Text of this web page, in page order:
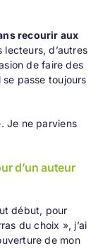
recourir aux
lecteurs, d’autres
defaire des
passe toujours
. Je ne parviens
d’un auteur
début, pour
du choix », j’ai
de mon